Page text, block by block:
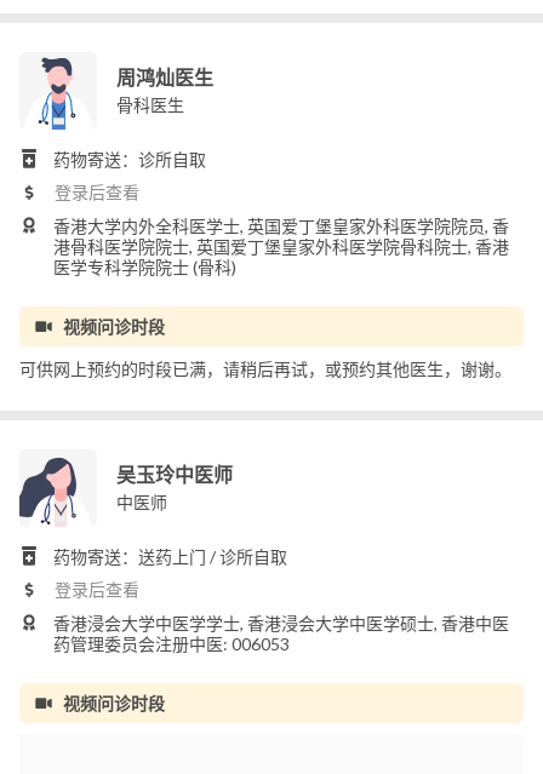
周鸿灿医生
骨科医生
药物寄送：诊所自取
登录后查看
香港大学内外全科医学士, 英国爱丁堡皇家外科医学院院员, 香
港骨科医学院院士, 英国爱丁堡皇家外科医学院骨科院士, 香港
医学专科学院院士 (骨科)
视频问诊时段
可供网上预约的时段已满，请稍后再试，或预约其他医生，谢谢。
吴玉玲中医师
中医师
药物寄送：送药上门 / 诊所自取
登录后查看
香港浸会大学中医学学士, 香港浸会大学中医学硕士, 香港中医
药管理委员会注册中医: 006053
视频问诊时段